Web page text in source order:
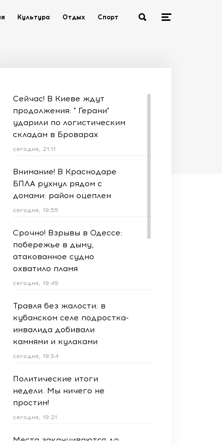
Культура Отдых Спорт
Сейчас! В Киеве ждут
продолжения: " Герани"
ударили по логистическим
складам в Броварах
сегодня, 21:11
Внимание! В Краснодаре
БПЛА рухнул рядом с
домами: район оцеплен
сегодня, 19:55
Срочно! Взрывы в Одессе:
побережье в дыму,
атакованное судно
охватило пламя
сегодня, 19:49
Травля без жалости: в
кубанском селе подростка-
инвалида добивали
камнями и кулаками
сегодня, 19:34
Политические итоги
недели. Мы ничего не
простим!
сегодня, 19:21
Места заканчиваются до